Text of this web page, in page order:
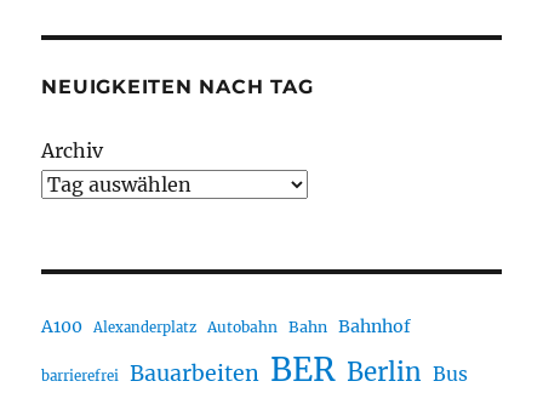
NEUIGKEITEN NACH TAG
Archiv
A100 Alexanderplatz Autobahn Bahn Bahnhof
barrierefrei Bauarbeiten BER Berlin Bus